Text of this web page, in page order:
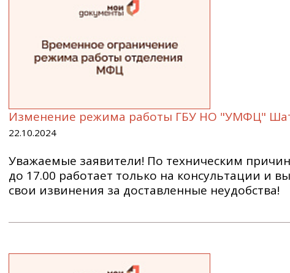
Изменение режима работы ГБУ НО "УМФЦ"
22.10.2024
Уважаемые заявители! По техническим
до 17.00 работает только на консультации и
свои извинения за доставленные неудобства!